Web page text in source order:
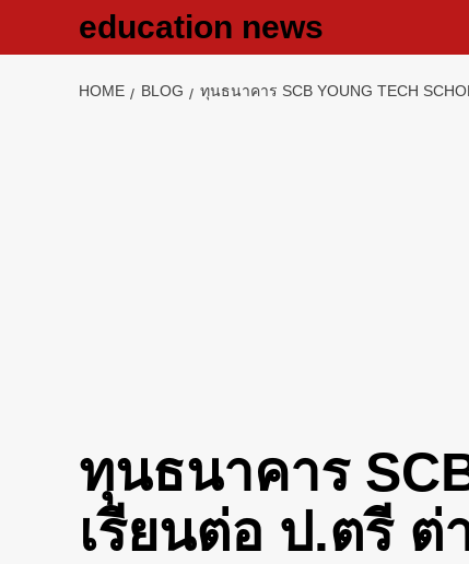
education news
HOME BLOG ทุนธนาคาร SCB YOUNG TECH
ทุนธนาคาร
เรียนต่อ ป.ตรี ต่